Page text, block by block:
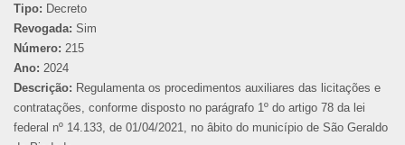
Tipo: Decreto
Revogada: Sim
Número: 215
Ano: 2024
Descrição: Regulamenta os procedimentos auxiliares das licitações e
contratações, conforme disposto no parágrafo 1º do artigo 78 da lei
federal nº 14.133, de 01/04/2021, no âbito do município de São Geraldo